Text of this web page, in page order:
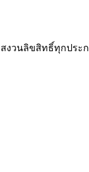
สงวนลิขสิทธิ์ทุกประ